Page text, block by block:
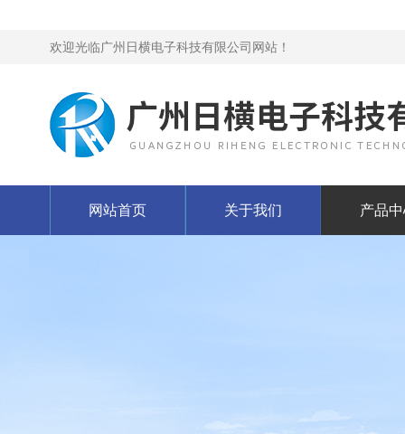
欢迎光临广州日横电子科技有限公司网站！
网站首页 关于我们 产品